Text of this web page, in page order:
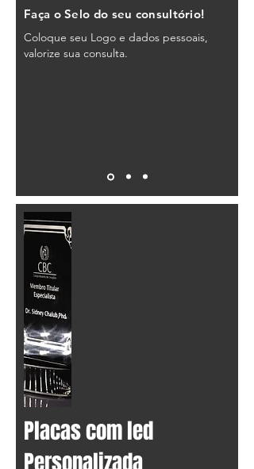
Faça o Selo do seu consultório!
Coloque seu Logo e dados pessoais,
valorize sua consulta.
Placas com led
Personalizada